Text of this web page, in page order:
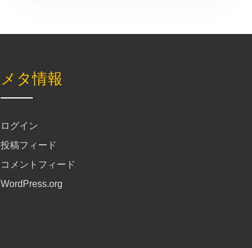
メタ情報
ログイン
投稿フィード
コメントフィード
WordPress.org